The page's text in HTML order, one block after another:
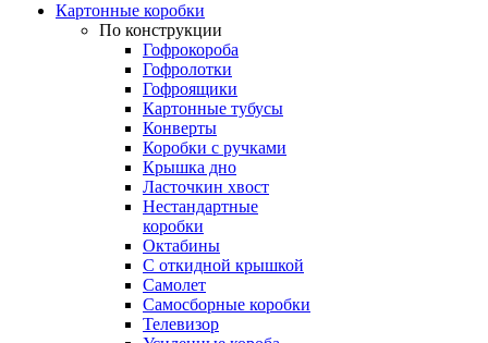
Картонные коробки
По конструкции
Гофрокороба
Гофролотки
Гофроящики
Картонные тубусы
Конверты
Коробки с ручками
Крышка дно
Ласточкин хвост
Нестандартные
коробки
Октабины
С откидной крышкой
Самолет
Самосборные коробки
Телевизор